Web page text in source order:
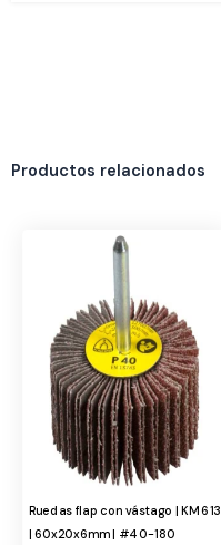
Productos relacionados
Ruedas flap con vástago | KM 613
| 60x20x6mm | #40-180